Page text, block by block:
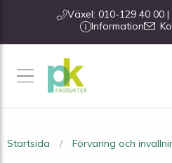
Växel: 010-129 40 00
Information
Startsida Förvaring och